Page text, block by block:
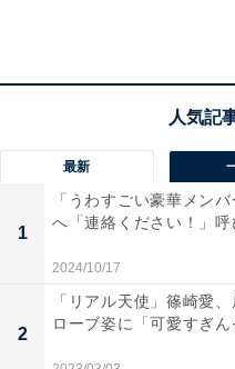
最新
1
「うわすごい豪華メン
へ「連絡ください！」
2024/10/17
2
「リアル天使」篠崎愛
ローブ姿に「可愛すぎ